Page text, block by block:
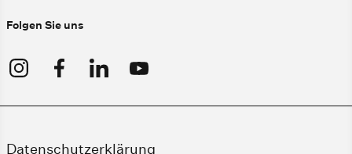
Folgen Sie uns
Datenschutzerklärung